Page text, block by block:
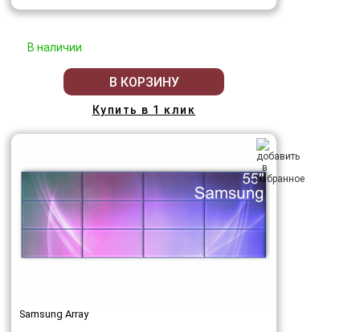
В наличии
В КОРЗИНУ
Купить в 1 клик
Samsung Array